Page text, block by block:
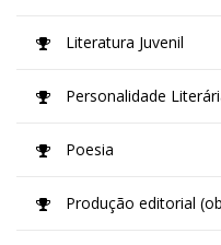
Literatura Juvenil
Personalidade
Poesia
Produção editorial